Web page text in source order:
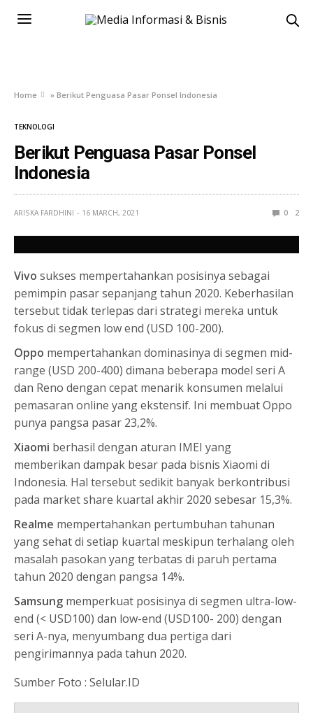
Home »Berikut Penguasa Pasar Ponsel Indonesia
TEKNOLOGI
Berikut Penguasa Pasar Ponsel
Indonesia
ARISKA FARDHINI 16 MARCH, 2021 0 2
Vivo sukses mempertahankan posisinya sebagai
pemimpin pasar sepanjang tahun 2020. Keberhasilan
tersebut tidak terlepas dari strategi mereka untuk
fokus di segmen low end (USD 100-200).
Oppo mempertahankan dominasinya di segmen mid-
range (USD 200-400) dimana beberapa model seri A
dan Reno dengan cepat menarik konsumen melalui
pemasaran online yang ekstensif. Ini membuat Oppo
punya pangsa pasar 23,2%.
Xiaomi berhasil dengan aturan IMEI yang
memberikan dampak besar pada bisnis Xiaomi di
Indonesia. Hal tersebut sedikit banyak berkontribusi
pada market share kuartal akhir 2020 sebesar 15,3%.
Realme mempertahankan pertumbuhan tahunan
yang sehat di setiap kuartal meskipun terhalang oleh
masalah pasokan yang terbatas di paruh pertama
tahun 2020 dengan pangsa 14%.
Samsung memperkuat posisinya di segmen ultra-low-
end (< USD100) dan low-end (USD100- 200) dengan
seri A-nya, menyumbang dua pertiga dari
pengirimannya pada tahun 2020.
Sumber Foto : Selular.ID